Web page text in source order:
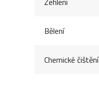
Bělení
Chemické čištění